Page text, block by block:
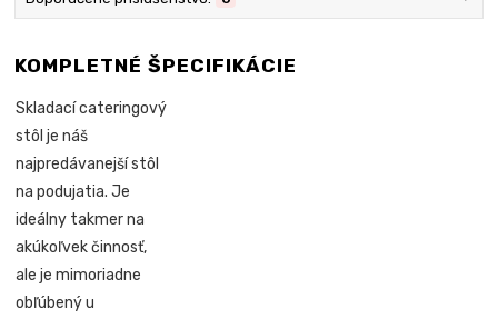
KOMPLETNÉ ŠPECIFIKÁCIE
Skladací cateringový
stôl je náš
najpredávanejší stôl
na podujatia. Je
ideálny takmer na
akúkoľvek činnosť,
ale je mimoriadne
obľúbený u